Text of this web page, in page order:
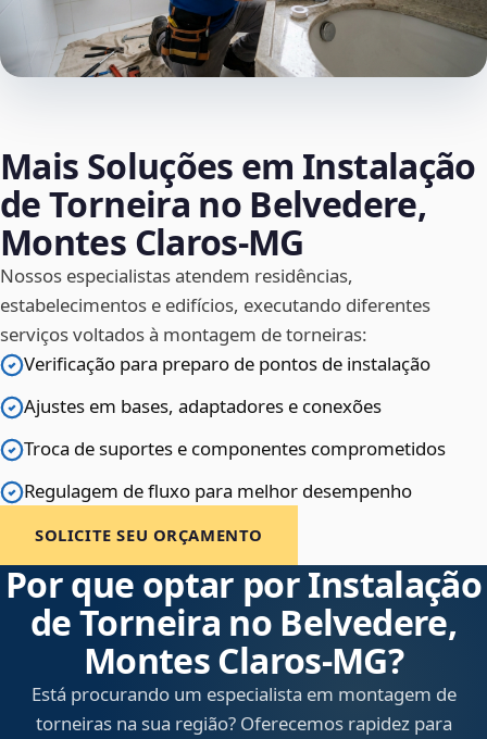
Mais Soluções em Instalação
de Torneira no Belvedere,
Montes Claros‑MG
Nossos especialistas atendem residências,
estabelecimentos e edifícios, executando diferentes
serviços voltados à montagem de torneiras:
Verificação para preparo de pontos de instalação
Ajustes em bases, adaptadores e conexões
Troca de suportes e componentes comprometidos
Regulagem de fluxo para melhor desempenho
SOLICITE SEU ORÇAMENTO
Por que optar por Instalação
de Torneira no Belvedere,
Montes Claros‑MG?
Está procurando um especialista em montagem de
torneiras na sua região? Oferecemos rapidez para